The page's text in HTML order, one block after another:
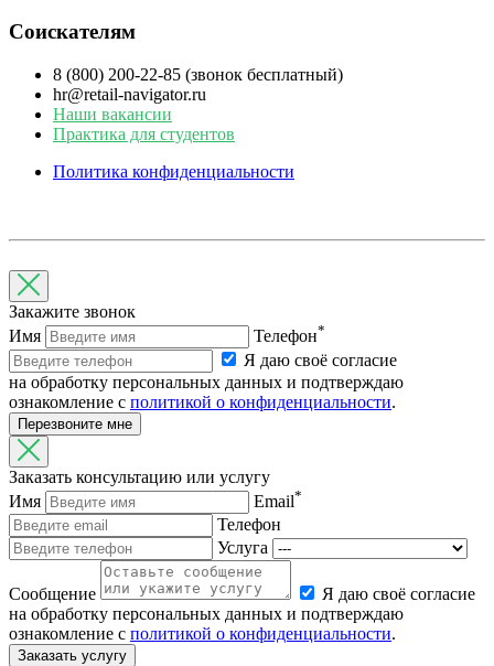
Соискателям
8 (800) 200-22-85 (звонок бесплатный)
hr@retail-navigator.ru
Наши вакансии
Практика для студентов
Политика конфиденциальности
Закажите звонок
Имя
Телефон*
Я даю своё согласие
на обработку персональных данных и подтверждаю
ознакомление с политикой о конфиденциальности.
Перезвоните мне
Заказать консультацию или услугу
Имя
Email*
Телефон
Услуга
Cообщение
Я даю своё согласие
на обработку персональных данных и подтверждаю
ознакомление с политикой о конфиденциальности.
Заказать услугу